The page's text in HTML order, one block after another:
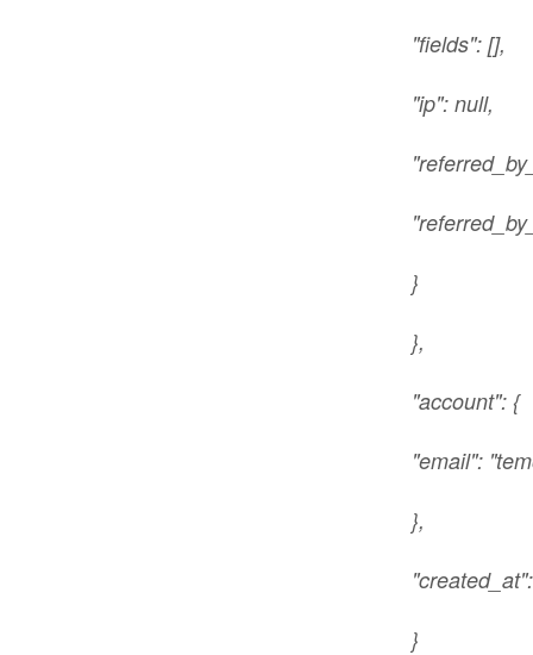
"fields": [],
"ip": null,
}
},
"account": {
"email":
},
}